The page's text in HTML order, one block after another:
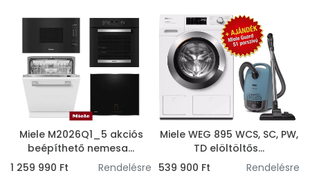
Miele M2026Q1_5 akciós
beépíthető nemesa...
1 259 990 Ft
Rendelésre
Miele WEG 895 WCS, SC, PW,
TD elöltöltős...
539 900 Ft
Rendelésre